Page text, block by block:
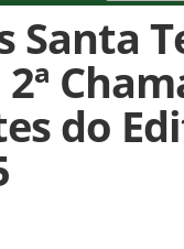
Santa
do